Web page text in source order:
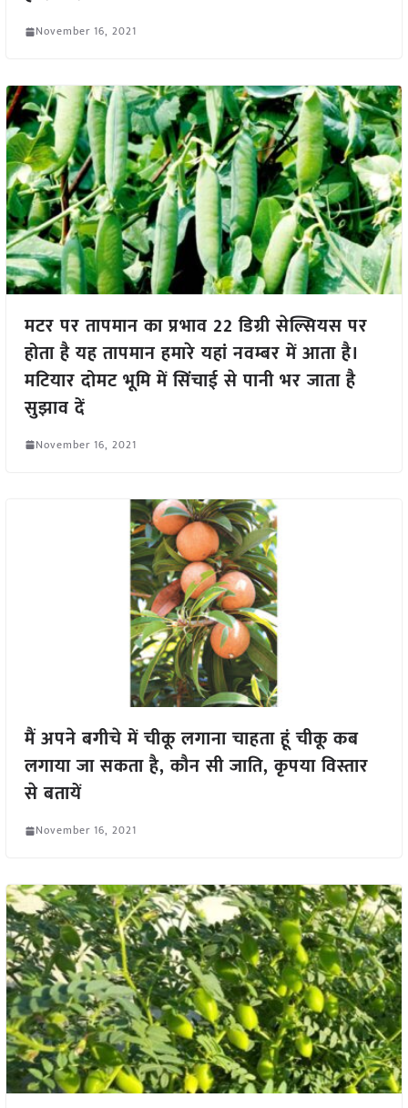
November 16, 2021
मटर पर तापमान का प्रभाव 22 डिग्री सेल्सियस पर
होता है यह तापमान हमारे यहां नवम्बर में आता है।
मटियार दोमट भूमि में सिंचाई से पानी भर जाता है
सुझाव दें
November 16, 2021
मैं अपने बगीचे में चीकू लगाना चाहता हूं चीकू कब
लगाया जा सकता है, कौन सी जाति, कृपया विस्तार
से बतायें
November 16, 2021